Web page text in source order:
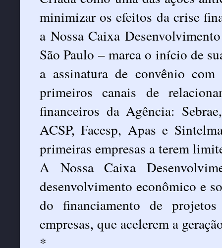
minimizar os efeitos da crise
a Nossa Caixa
São Paulo – marca o início de
a assinatura de convênio
primeiros canais de
financeiros da Agência:
ACSP, Facesp, Apas e
primeiras empresas a terem
A Nossa Caixa
desenvolvimento econômico e
do financiamento de
empresas, que acelerem a
*